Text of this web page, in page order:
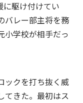
に駆け付けてい
バレー部主将を務
小学校が相手だっ
ックを打ち抜く威
てきた。最初はス